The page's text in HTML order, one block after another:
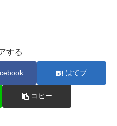
する
はてブ
コピー